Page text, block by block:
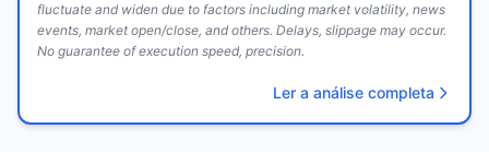
fluctuate and widen due to factors including market volatility, news
events, market open/close, and others. Delays, slippage may occur.
No guarantee of execution speed, precision.
Ler a análise completa